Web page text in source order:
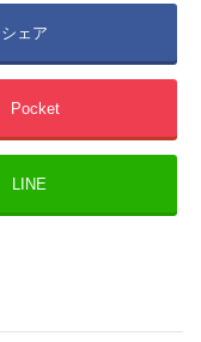
シェア
Pocket
LINE